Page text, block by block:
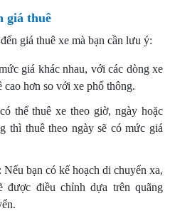
giá thuê
giá thuê xe mà bạn cần lưu ý:
giá khác nhau, với các dòng xe
cao hơn so với xe phổ thông.
thể thuê xe theo giờ, ngày hoặc
thì thuê theo ngày sẽ có mức giá
: Nếu bạn có kế hoạch di chuyển xa,
được điều chỉnh dựa trên quãng